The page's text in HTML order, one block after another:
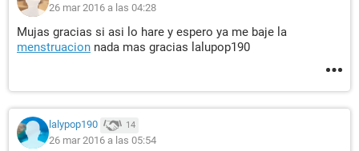
26 mar 2016 a las 04:28
Mujas gracias si asi lo hare y espero ya me baje la
menstruacion nada mas gracias lalupop190
lalypop190 14
26 mar 2016 a las 05:54